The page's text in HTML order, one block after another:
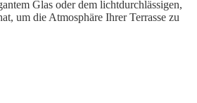
Glas oder dem lichtdurchlässigen,
um die Atmosphäre Ihrer Terrasse zu